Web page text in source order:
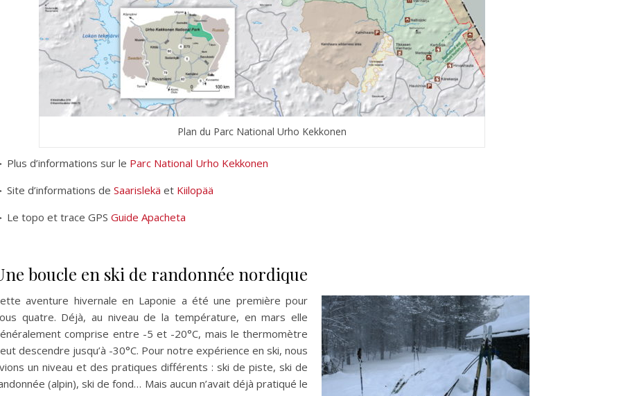
Plan du Parc National Urho Kekkonen
Plus d’informations sur le Parc National Urho Kekkonen
Site d’informations de Saarislekä et Kiilopää
Le topo et trace GPS Guide Apacheta
boucle en ski de randonnée nordique
aventure hivernale en Laponie a été une première pour
quatre. Déjà, au niveau de la température, en mars elle
comprise entre -5 et -20°C, mais le thermomètre
descendre jusqu’à -30°C. Pour notre expérience en ski, nous
un niveau et des pratiques différents : ski de piste, ski de
(alpin), ski de fond… Mais aucun n’avait déjà pratiqué le